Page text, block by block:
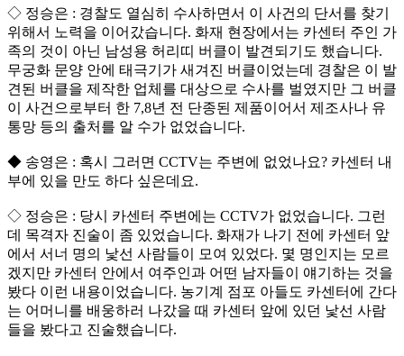
◇ 정승은 : 경찰도 열심히 수사하면서 이 사건의 단서를 찾기
위해서 노력을 이어갔습니다. 화재 현장에서는 카센터 주인 가
족의 것이 아닌 남성용 허리띠 버클이 발견되기도 했습니다.
무궁화 문양 안에 태극기가 새겨진 버클이었는데 경찰은 이 발
견된 버클을 제작한 업체를 대상으로 수사를 벌였지만 그 버클
이 사건으로부터 한 7,8년 전 단종된 제품이어서 제조사나 유
통망 등의 출처를 알 수가 없었습니다.
◆ 송영은 : 혹시 그러면 CCTV는 주변에 없었나요? 카센터 내
부에 있을 만도 하다 싶은데요.
◇ 정승은 : 당시 카센터 주변에는 CCTV가 없었습니다. 그런
데 목격자 진술이 좀 있었습니다. 화재가 나기 전에 카센터 앞
에서 서너 명의 낯선 사람들이 모여 있었다. 몇 명인지는 모르
겠지만 카센터 안에서 여주인과 어떤 남자들이 얘기하는 것을
봤다 이런 내용이었습니다. 농기계 점포 아들도 카센터에 간다
는 어머니를 배웅하러 나갔을 때 카센터 앞에 있던 낯선 사람
들을 봤다고 진술했습니다.